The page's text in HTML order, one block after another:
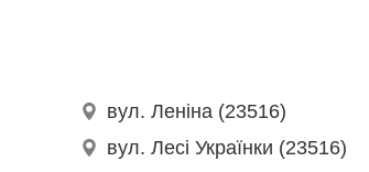
вул. Леніна (23516)
вул. Лесі Українки (23516)